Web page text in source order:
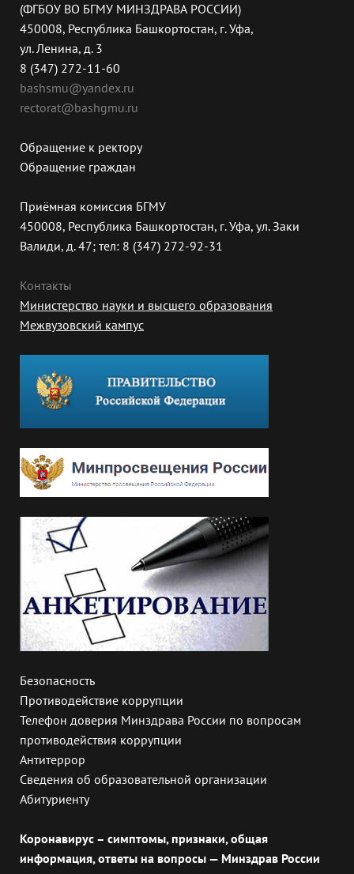
(ФГБОУ ВО БГМУ МИНЗДРАВА РОССИИ)
450008, Республика Башкортостан, г. Уфа,
ул. Ленина, д. 3
8 (347) 272-11-60
bashsmu@yandex.ru
rectorat@bashgmu.ru
Обращение к ректору
Обращение граждан
Приёмная комиссия БГМУ
450008, Республика Башкортостан, г. Уфа, ул. Заки
Валиди, д. 47; тел: 8 (347) 272-92-31
Контакты
Министерство науки и высшего образования
Межвузовский кампус
Безопасность
Противодействие коррупции
Телефон доверия Минздрава России по вопросам
противодействия коррупции
Антитеррор
Сведения об образовательной организации
Абитуриенту
Коронавирус – симптомы, признаки, общая
информация, ответы на вопросы — Минздрав России